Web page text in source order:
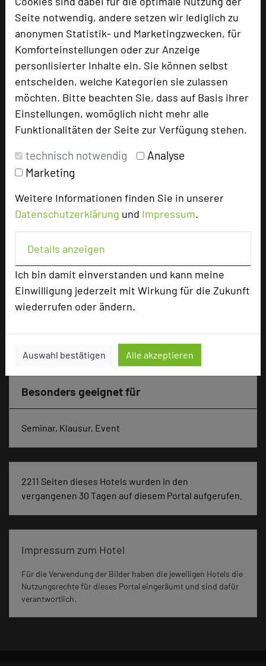
Seite notwendig, andere setzen wir lediglich zu
anonymen Statistik- und Marketingzwecken, für
Komforteinstellungen oder zur Anzeige
personlisierter Inhalte ein. Sie können selbst
entscheiden, welche Kategorien sie zulassen
möchten. Bitte beachten Sie, dass auf Basis ihrer
Einstellungen, womöglich nicht mehr alle
Funktionalitäten der Seite zur Verfügung stehen.
technisch notwendig
Analyse
Marketing
Weitere Informationen finden Sie in unserer
Datenschutzerklärung und Impressum.
Details anzeigen
Ich bin damit einverstanden und kann meine
Einwilligung jederzeit mit Wirkung für die Zukunft
wiederrufen oder ändern.
Auswahl bestätigen Alle akzeptieren
Tagungsplaner
Tagungsteilnehmer
Hotel bewerten
Hoteldaten
Max. Tagungskapazität (Personen)
U-Form
Parlamentarisch
48
Reihenbestuhlung
Tagungsräume
3
Ausstellungsfläche 200 qm
Zimmer
Besonders geeignet für
Seminar, Klausur, Event
2211 Seiten dieses Hotels wurden in den
vergangenen 30 Tagen auf diesem Portal aufgerufen.
Impressum zum Hotel
Für die Verwendung der Bilder haben die jeweiligen Hotels die
Nutzungsrechte für dieses Portal eingeräumt und sind dafür
verantwortlich.